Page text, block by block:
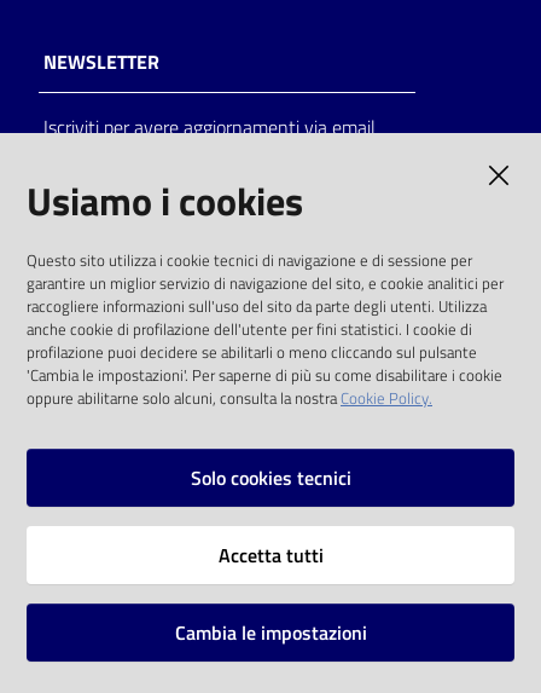
Catalogo
on line
Eventi
Chiedi al
bibliotecario
NEWSLETTER
Iscriviti per avere aggiornamenti via email
solo alle condizioni previste dalla direttiva
comunitaria 2003/98/CE e dal d.lgs. 36/2006
SOCIAL
Instagram
Vai alla pagina
Mappa del sito
Usiamo i cookies
Questo sito utilizza i cookie tecnici di navigazione e di sessione per
garantire un miglior servizio di navigazione del sito, e cookie analitici per
raccogliere informazioni sull'uso del sito da parte degli utenti. Utilizza
anche cookie di profilazione dell'utente per fini statistici. I cookie di
profilazione puoi decidere se abilitarli o meno cliccando sul pulsante
'Cambia le impostazioni'. Per saperne di più su come disabilitare i cookie
oppure abilitarne solo alcuni, consulta la nostraCookie Policy.
Solo cookies tecnici
Accetta tutti
Cambia le impostazioni